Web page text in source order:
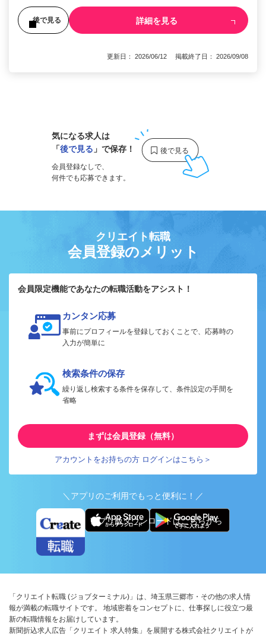
後で見る 詳細を見る
更新日： 2026/06/12 掲載終了日： 2026/09/08
気になる求人は
「後で見る 」で保存！
会員登録なしで、
何件でも応募できます。
クリエイト転職
会員登録のメリット
会員限定機能であなたの転職活動をアシスト！
カンタン応募
事前にプロフィールを登録しておくことで、応募時の
入力が簡単に
検索条件の保存
繰り返し検索する条件を保存して、条件設定の手間を
省略
まずは会員登録（無料）
アカウントをお持ちの方 ログインはこちら＞
＼アプリのご利用でもっと便利に！／
アプリ版ダウンロードはこちらから
「クリエイト転職 (ジョブターミナル)」は、埼玉県三郷市・その他の求人情
報が満載の転職サイトです。 地域密着をコンセプトに、仕事探しに役立つ最
新の転職情報をお届けしています。
新聞折込求人広告「クリエイト 求人特集」を展開する株式会社クリエイトが